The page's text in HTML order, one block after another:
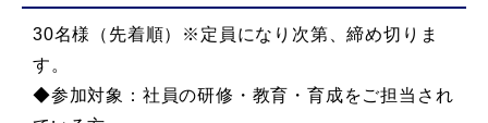
30名様（先着順）※定員になり次第、締め切りま
す。
◆参加対象：社員の研修・教育・育成をご担当され